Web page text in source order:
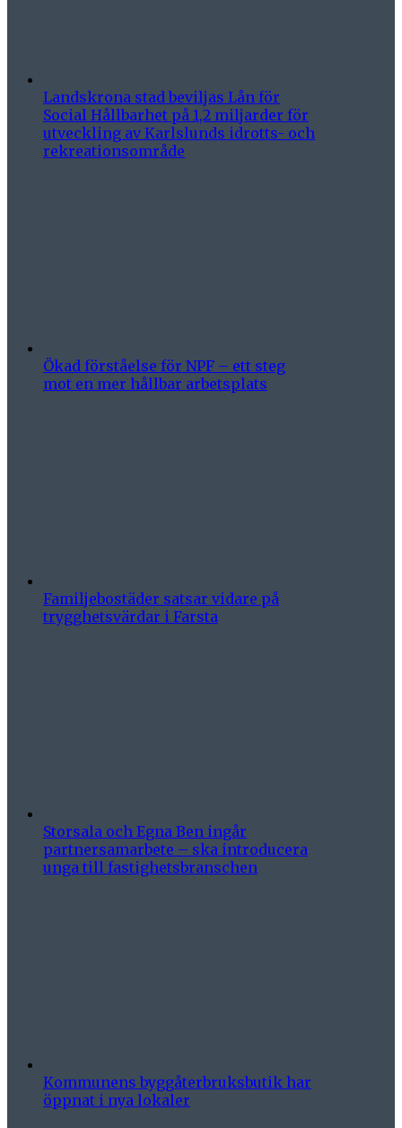
Landskrona stad beviljas Lån för
Social Hållbarhet på 1,2 miljarder för
utveckling av Karlslunds idrotts- och
rekreationsområde
Ökad förståelse för NPF – ett steg
mot en mer hållbar arbetsplats
Familjebostäder satsar vidare på
trygghetsvärdar i Farsta
Storsala och Egna Ben ingår
partnersamarbete – ska introducera
unga till fastighetsbranschen
Kommunens byggåterbruksbutik har
öppnat i nya lokaler